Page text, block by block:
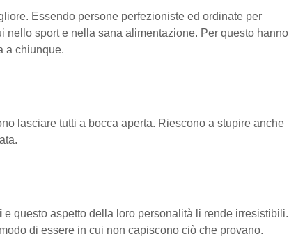
Essendo persone perfezioniste ed ordinate per
nello sport e nella sana alimentazione. Per questo hanno
a chiunque.
lasciare tutti a bocca aperta. Riescono a stupire anche
e questo aspetto della loro personalità li rende irresistibili.
di essere in cui non capiscono ciò che provano.